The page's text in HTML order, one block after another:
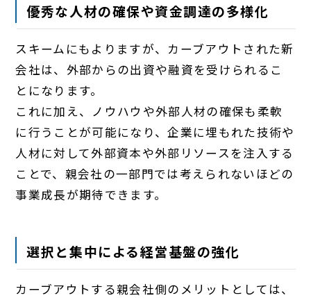
優秀な人材の確保や資金調達の多様化
スキームにもよりますが、カーブアウトされた新
会社は、外部からの出資や融資を受けられるこ
とになります。
これに加え、ノウハウや外部人材の確保も柔軟
に行うことが可能になり、企業に埋もれた技術や
人材に対して外部資本や外部リソースを注入する
ことで、親会社の一部門では考えられないほどの
事業成長が期待できます。
選択と集中による経営基盤の強化
カーブアウトする親会社側のメリットとしては、